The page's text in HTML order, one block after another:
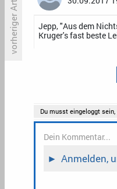
vorheriger Artikel
NBC-Sitcom «Marlon»
weiter
Jepp, "Aus dem
Kruger's fast beste